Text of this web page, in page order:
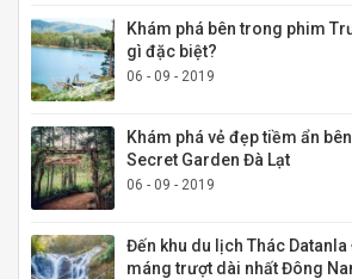
Khám phá bên trong phim
gì đặc biệt?
06 - 09 - 2019
Khám phá vẻ đẹp tiềm ẩn
Secret Garden Đà Lạt
06 - 09 - 2019
Đến khu du lịch Thác
máng trượt dài nhất Đông